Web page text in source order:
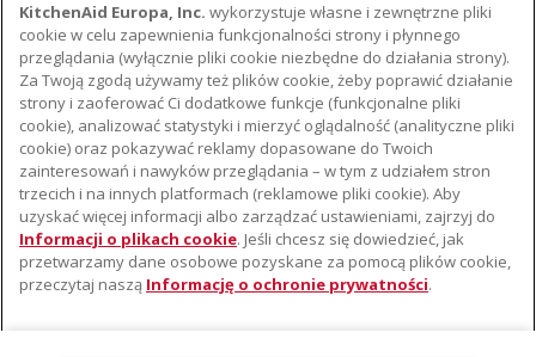
ZAREJESTRUJ PRODUKT
O KITCHENAID
Istota marki
Historia marki
Komunikaty prasowe
WSPARCIE
Gdzie kupić
Znajdź najbliższy serwis
KitchenAid Europa, Inc. wykorzystuje własne i zewnętrzne pliki
cookie w celu zapewnienia funkcjonalności strony i płynnego
przeglądania (wyłącznie pliki cookie niezbędne do działania strony).
Za Twoją zgodą używamy też plików cookie, żeby poprawić działanie
strony i zaoferować Ci dodatkowe funkcje (funkcjonalne pliki
cookie), analizować statystyki i mierzyć oglądalność (analityczne pliki
cookie) oraz pokazywać reklamy dopasowane do Twoich
zainteresowań i nawyków przeglądania – w tym z udziałem stron
trzecich i na innych platformach (reklamowe pliki cookie). Aby
uzyskać więcej informacji albo zarządzać ustawieniami, zajrzyj do
Informacji o plikach cookie. Jeśli chcesz się dowiedzieć, jak
przetwarzamy dane osobowe pozyskane za pomocą plików cookie,
przeczytaj naszą Informację o ochronie prywatności.